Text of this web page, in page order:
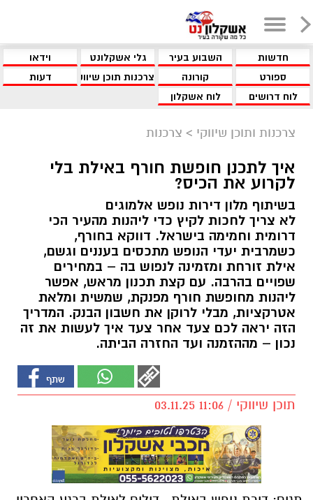
חדשות השבוע בעיר גלי אשקלונט
וידאו
ספורט
קורונה צרכנות תוכן שיווקי
דעות
לוח דרושים
לוח אשקלון
צרכנות ותוכן שיווקי > צרכנות
איך לתכנן חופשת חורף באילת בלי
לקרוע את הכיס?
בשיתוף מלון דירות נופש אלמוגים
לא צריך לחכות לקיץ כדי ליהנות מהעיר הכי
דרומית וחמימה בישראל. דווקא בחורף,
כשמרבית יעדי הנופש מתכסים בעננים וגשם,
אילת זורחת ומזמינה לנפוש בה – במחירים
שפויים בהרבה. עם קצת תכנון מראש, אפשר
ליהנות מחופשת חורף מפנקת, שמשית ומלאת
אטרקציות, מבלי לרוקן את חשבון הבנק. המדריך
הזה יראה לכם צעד אחר צעד איך לעשות את זה
נכון – מההזמנה ועד החזרה הביתה.
תוכן שיווקי / 11:06 03.11.25